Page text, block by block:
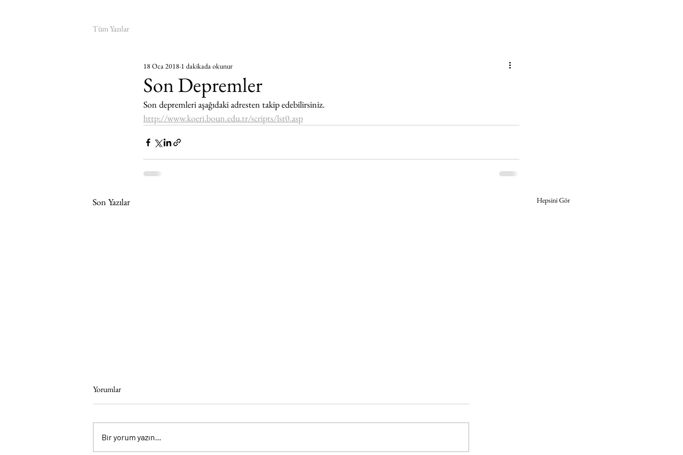
Tüm Yazılar
Son Depremler
18 Oca 2018 1 dakikada okunur
Son depremleri aşağıdaki adresten takip edebilirsiniz.
http://www.koeri.boun.edu.tr/scripts/lst0.asp
Son Yazılar Hepsini Gör
Yorumlar
Bir yorum yazın...